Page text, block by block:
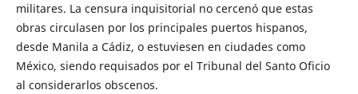
militares. La censura inquisitorial no cercenó que estas
obras circulasen por los principales puertos hispanos,
desde Manila a Cádiz, o estuviesen en ciudades como
México, siendo requisados por el Tribunal del Santo Oficio
al considerarlos obscenos.